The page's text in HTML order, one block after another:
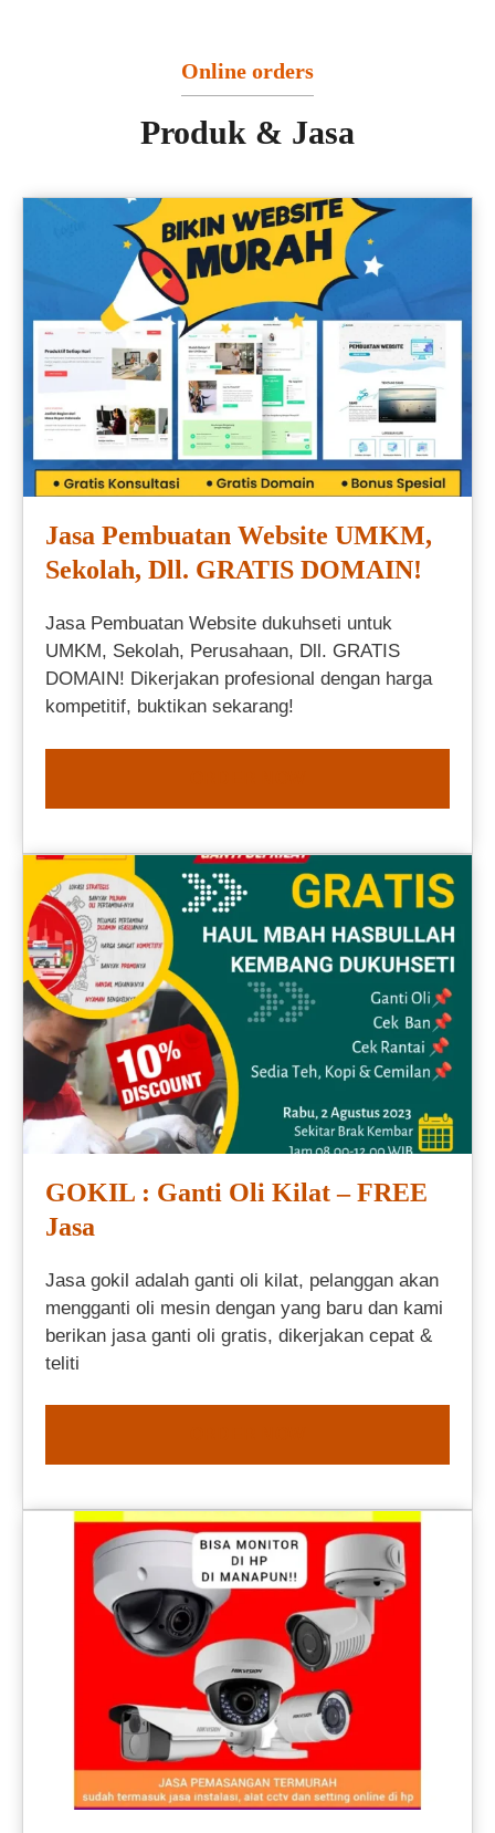
Online orders
Produk & Jasa
Jasa Pembuatan Website UMKM,
Sekolah, Dll. GRATIS DOMAIN!
Jasa Pembuatan Website dukuhseti untuk
UMKM, Sekolah, Perusahaan, Dll. GRATIS
DOMAIN! Dikerjakan profesional dengan harga
kompetitif, buktikan sekarang!
GOKIL : Ganti Oli Kilat – FREE
Jasa
Jasa gokil adalah ganti oli kilat, pelanggan akan
mengganti oli mesin dengan yang baru dan kami
berikan jasa ganti oli gratis, dikerjakan cepat &
teliti